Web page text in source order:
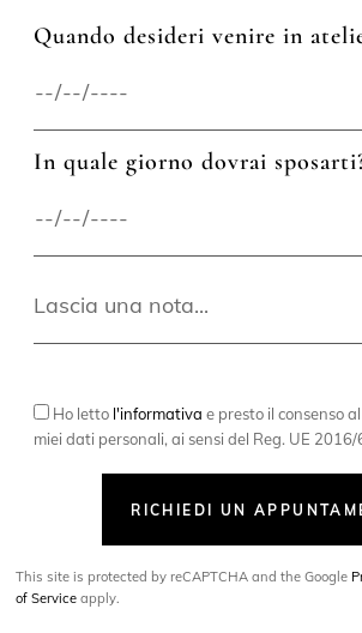
Quando desideri venire in
In quale giorno dovrai
Ho letto l'informativa e presto il consenso
miei dati personali, ai sensi del Reg. UE
RICHIEDI UN
This site is protected by reCAPTCHA and the Google
of Service apply.